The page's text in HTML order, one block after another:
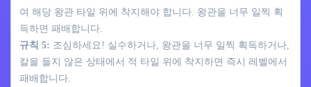
여 해당 왕관 타일 위에 착지해야 합니다. 왕관을 너무 일찍 획
득하면 패배합니다.
규칙 5: 조심하세요! 실수하거나, 왕관을 너무 일찍 획득하거나,
칼을 들지 않은 상태에서 적 타일 위에 착지하면 즉시 레벨에서
패배합니다.